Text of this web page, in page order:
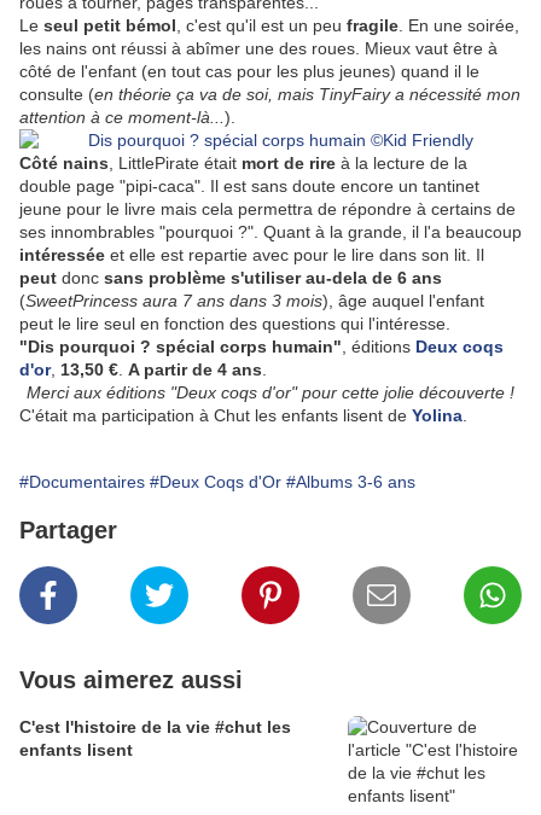
Le seul petit bémol , c'est qu'il est un peu fragile . En une soirée,
les nains ont réussi à abîmer une des roues. Mieux vaut être à
côté de l'enfant (en tout cas pour les plus jeunes) quand il le
consulte (en théorie ça va de soi, mais TinyFairy a nécessité mon
attention à ce moment-là... ).
Côté nains , LittlePirate était mort de rire à la lecture de la
double page "pipi-caca". Il est sans doute encore un tantinet
jeune pour le livre mais cela permettra de répondre à certains de
ses innombrables "pourquoi ?". Quant à la grande, il l'a beaucoup
intéressée et elle est repartie avec pour le lire dans son lit. Il
peut donc sans problème s'utiliser au-dela de 6 ans
(SweetPrincess aura 7 ans dans 3 mois), âge auquel l'enfant
peut le lire seul en fonction des questions qui l'intéresse.
"Dis pourquoi ? spécial corps humain" , éditions Deux coqs
d'or, 13,50 € A partir de 4 ans
Merci aux éditions "Deux coqs d'or" pour cette jolie découverte !
C'était ma participation à Chut les enfants lisent de Yolina
#Documentaires #Deux Coqs d'Or #Albums 3-6 ans
Partager
Vous aimerez aussi
C'est l'histoire de la vie #chut les
enfants lisent